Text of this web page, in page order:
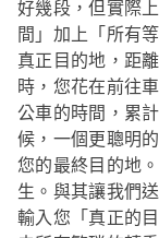
好幾段，但實際
間」加上「所有
真正目的地，距
時，您花在前往
公車的時間，累
候，一個更聰明
您的最終目的地
生。與其讓我們
輸入您「真正的